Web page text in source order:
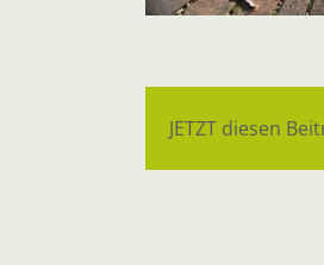
JETZT diesen